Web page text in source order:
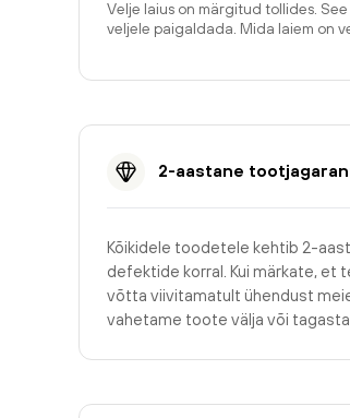
Velje laius on märgitud tollides.
veljele paigaldada. Mida laiem on
2-aastane
Kõikidele toodetele kehtib 2-
defektide korral. Kui märkate,
võtta viivitamatult ühendust
vahetame toote välja või